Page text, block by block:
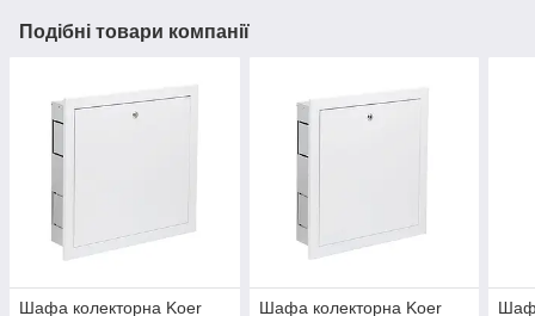
Подібні товари компанії
Шафа колекторна Koer
Шафа колекторна Koer